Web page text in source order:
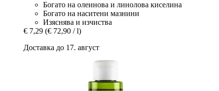
Богато на олеинова и линолова киселина
Богато на наситени мазнини
Изяснява и изчиства
€ 7,29 (€ 72,90 / l)
Доставка до 17. август